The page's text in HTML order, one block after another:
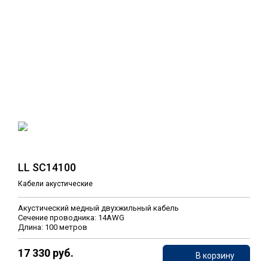
LL SC14100
Кабели акустические
Акустический медный двухжильный кабель
Сечение проводника: 14AWG
Длина: 100 метров
17 330 руб. В корзину